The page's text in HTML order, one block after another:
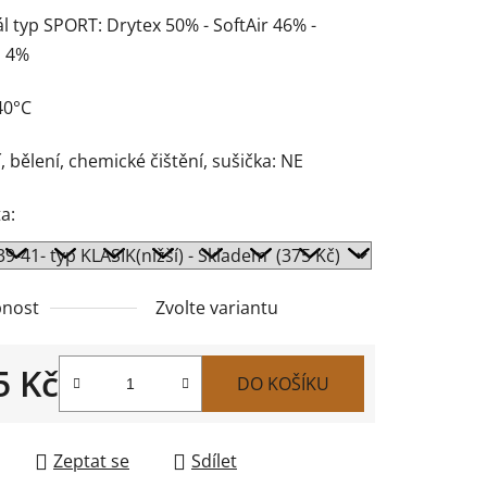
typ SPORT: Drytex 50% - SoftAir 46% -
bělení, chemické čištění, sušička: NE
Zvolte variantu
Kč DO KOŠÍKU
Zeptat se Sdílet